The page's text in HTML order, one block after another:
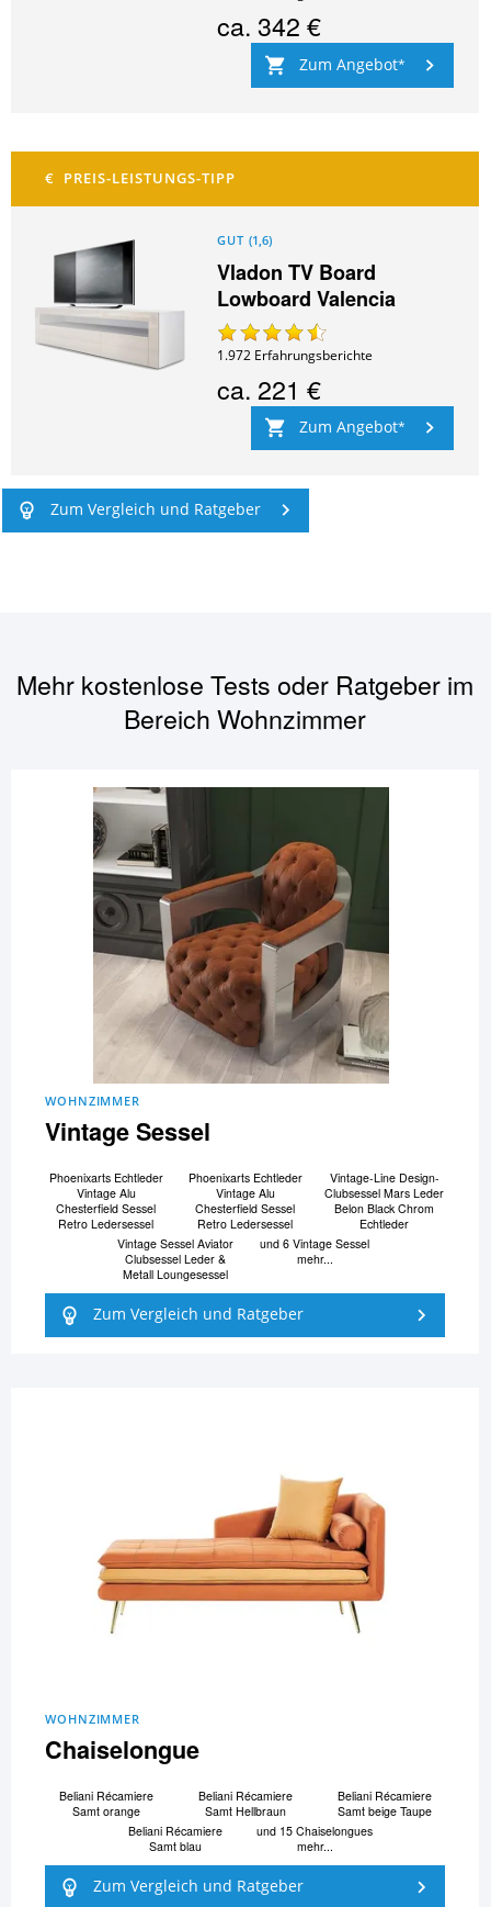
ca.342 €
Zum Angebot
GUT (1,6)
Vladon TV Board
Lowboard Valencia
1.972 Erfahrungsberichte
ca. 221 €
Zum Angebot
Zum Vergleich und Ratgeber
Mehr kostenlose Tests oder Ratgeber im
BereichWohnzimmer
WOHNZIMMER
Vintage Sessel
Phoenixarts Echtleder
Vintage Alu
Chesterfield Sessel
Retro Ledersessel
Phoenixarts Echtleder
Vintage Alu
Chesterfield Sessel
Retro Ledersessel
Vintage-Line Design-
Clubsessel Mars Leder
Belon Black Chrom
Echtleder
Vintage Sessel Aviator
Clubsessel Leder &
Metall Loungesessel
und 6 Vintage Sessel
mehr...
Zum Vergleich und Ratgeber
WOHNZIMMER
Chaiselongue
Beliani Ré­ca­mi­e­re
Samt orange
Beliani Ré­ca­mi­e­re
Samt Hellbraun
Beliani Ré­ca­mi­e­re
Samt beige Taupe
Beliani Ré­ca­mi­e­re
Samt blau
und 15 Chaiselongues
mehr...
Zum Vergleich und Ratgeber